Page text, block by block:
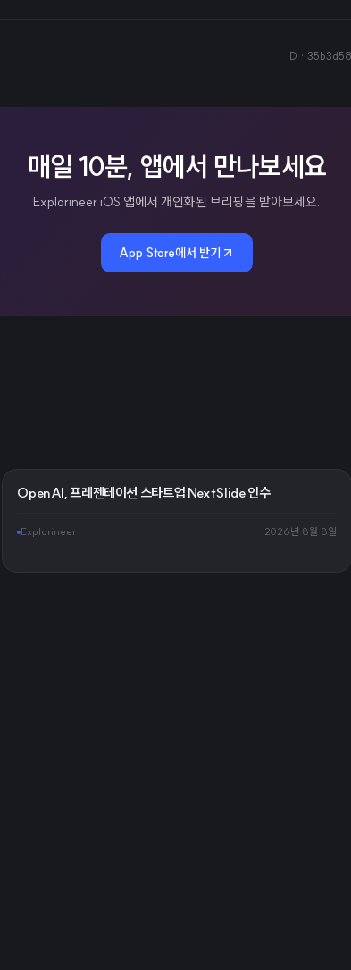
ID ·
매일 10분, 앱에서 만나보세요
Explorineer iOS 앱에서 개인화된 브리핑을 받아보세요.
App Store에서 받기
OpenAI, 프레젠테이션 스타트업 NextSlide 인수
Explorineer 2026년 8월 8일